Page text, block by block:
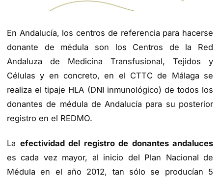
En Andalucía, los centros de referencia para hacerse
donante de médula son los Centros de la Red
Andaluza de Medicina Transfusional, Tejidos y
Células y en concreto, en el CTTC de Málaga se
realiza el tipaje HLA (DNI inmunológico) de todos los
donantes de médula de Andalucía para su posterior
registro en el REDMO.
La efectividad del registro de donantes andaluces
es cada vez mayor, al inicio del Plan Nacional de
Médula en el año 2012, tan sólo se producían 5